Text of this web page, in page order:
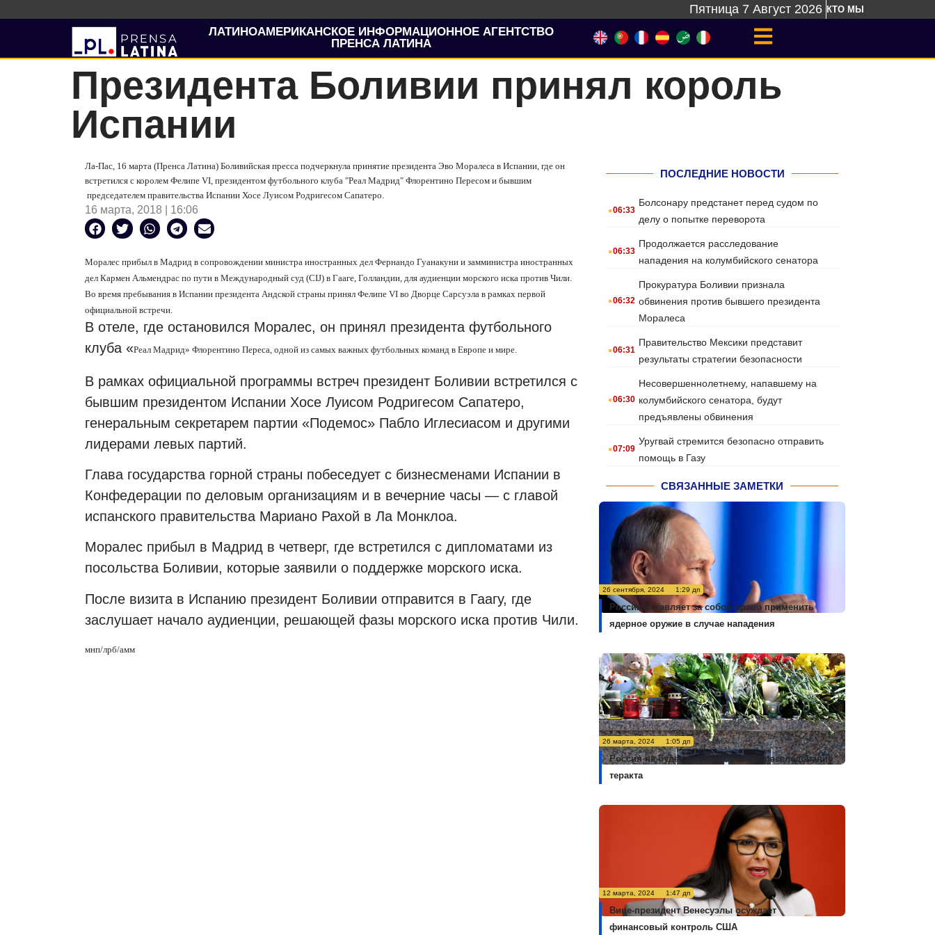
Пятница 7 Август 2026 КТО МЫ
ЛАТИНОАМЕРИКАНСКОЕ ИНФОРМАЦИОННОЕ АГЕНТСТВО
ПРЕНСА ЛАТИНА
Президента Боливии принял король
Испании
Ла-Пас, 16 марта (Пренса Латина) Боливийская пресса подчеркнула принятие президента Эво Моралеса в Испании, где он
встретился с королем Фелипе VI, президентом футбольного клуба "Реал Мадрид" Флорентино Пересом и бывшим
председателем правительства Испании Хосе Луисом Родригесом Сапатеро.
16 марта, 2018 | 16:06
Моралес прибыл в Мадрид в сопровождении министра иностранных дел Фернандо Гуанакуни и замминистра иностранных
дел Кармен Альмендрас по пути в Международный суд (CIJ) в Гааге, Голландии, для аудиенции морского иска против Чили.
Во время пребывания в Испании президента Андской страны принял Фелипе VI во Дворце Сарсуэла в рамках первой
официальной встречи.
В отеле, где остановился Моралес, он принял президента футбольного
клуба «Реал Мадрид» Флорентино Переса, одной из самых важных футбольных команд в Европе и мире.
В рамках официальной программы встреч президент Боливии встретился с
бывшим президентом Испании Хосе Луисом Родригесом Сапатеро,
генеральным секретарем партии «Подемос» Пабло Иглесиасом и другими
лидерами левых партий.
Глава государства горной страны побеседует с бизнесменами Испании в
Конфедерации по деловым организациям и в вечерние часы — с главой
испанского правительства Мариано Рахой в Ла Монклоа.
Моралес прибыл в Мадрид в четверг, где встретился с дипломатами из
посольства Боливии, которые заявили о поддержке морского иска.
После визита в Испанию президент Боливии отправится в Гаагу, где
заслушает начало аудиенции, решающей фазы морского иска против Чили.
мнп/лрб/амм
ПОСЛЕДНИЕ НОВОСТИ
.06:33
Болсонару предстанет перед судом по
делу о попытке переворота
.06:33
Продолжается расследование
нападения на колумбийского сенатора
.06:32
Прокуратура Боливии признала
обвинения против бывшего президента
Моралеса
.06:31
Правительство Мексики представит
результаты стратегии безопасности
.06:30
Несовершеннолетнему, напавшему на
колумбийского сенатора, будут
предъявлены обвинения
.07:09
Уругвай стремится безопасно отправить
помощь в Газу
СВЯЗАННЫЕ ЗАМЕТКИ
26 сентября, 2024 1:29 дп
Россия оставляет за собой право применить
ядерное оружие в случае нападения
26 марта, 2024 1:05 дп
Россия не будет комментировать расследование
теракта
12 марта, 2024 1:47 дп
Вице-президент Венесуэлы осуждает
финансовый контроль США